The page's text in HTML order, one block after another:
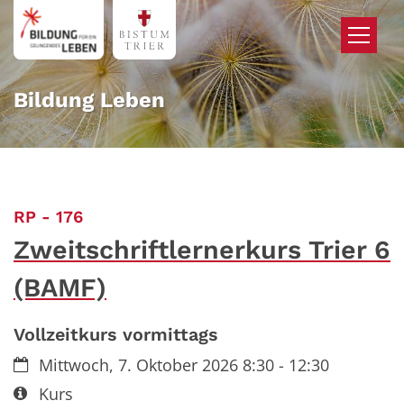
Zum Inhalt springen
Bildung Leben
RP - 176:
Zweitschriftlernerkurs Trier 6
(BAMF)
Vollzeitkurs vormittags
Datum:Mittwoch, 7. Oktober 2026 8:30 - 12:30
Art bzw. Nummer:
Kurs